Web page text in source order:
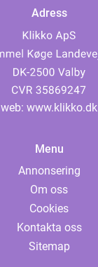
Adress
web: www.klikko.dk
Menu
Annonsering
Om oss
Cookies
Kontakta oss
Sitemap